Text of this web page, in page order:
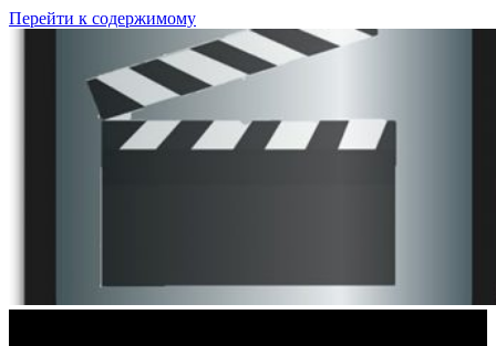
Перейти к содержимому